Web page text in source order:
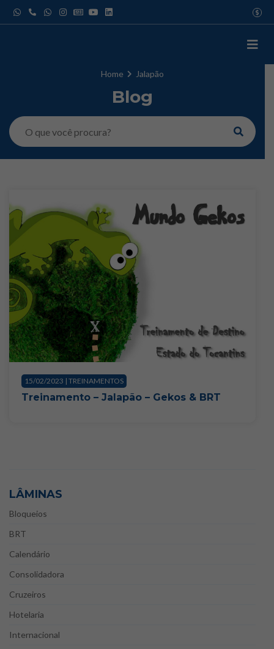
para
Home Jalapão
Blog
15/02/2023 | TREINAMENTOS
Treinamento – Jalapão – Gekos & BRT
LÂMINAS
Bloqueios
BRT
Calendário
Consolidadora
Cruzeiros
Hotelaria
Internacional